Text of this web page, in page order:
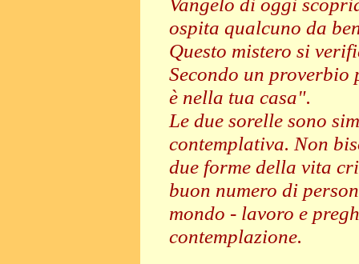
ospita qualcuno da
Questo mistero si
Secondo un
è nella tua casa".
Le due sorelle sono
contemplativa. Non
due forme della vita
buon numero di
mondo - lavoro e
contemplazione.